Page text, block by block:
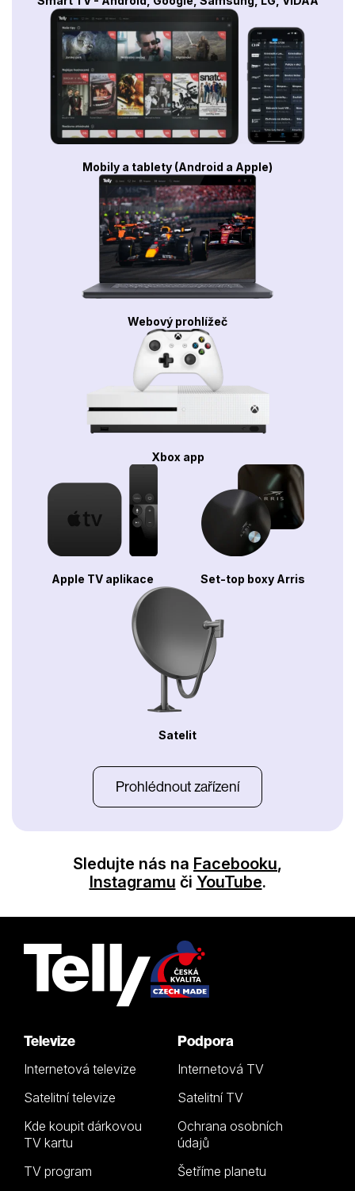
Mobily a tablety (Android a Apple)
Webový prohlížeč
Xbox app
Apple TV aplikace Set-top boxy Arris
Satelit
Prohlédnout zařízení
Sledujte nás na Facebooku,
Instagramu či YouTube.
Televize
Internetová televize
Satelitní televize
Kde koupit dárkovou
TV kartu
TV program
Podpora
Internetová TV
Satelitní TV
Ochrana osobních
údajů
Šetříme planetu